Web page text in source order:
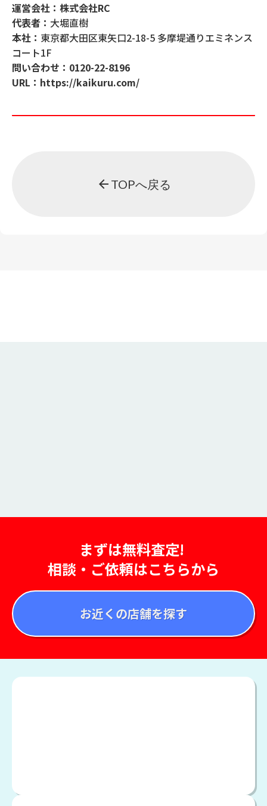
運営会社：株式会社RC
代表者： 大堀直樹
本社： 東京都大田区東矢口2-18-5 多摩堤通りエミネンス
コート1F
問い合わせ： 0120-22-8196
URL： https://kaikuru.com/
arrow_back TOPへ戻る
まずは無料査定!
相談・ご依頼はこちらから
お近くの店舗を探す